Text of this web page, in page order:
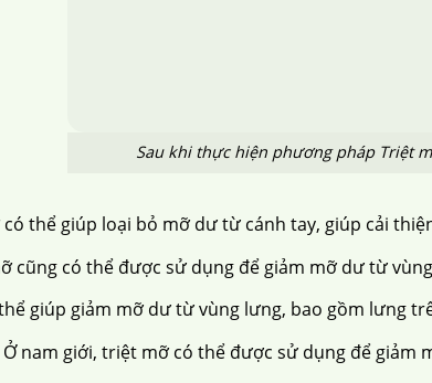
Sau khi thực hiện phương pháp Triệt
có thể giúp loại bỏ mỡ dư từ cánh tay, giúp cải
cũng có thể được sử dụng để giảm mỡ dư từ
giúp giảm mỡ dư từ vùng lưng, bao gồm lưng
Ở nam giới, triệt mỡ có thể được sử dụng để